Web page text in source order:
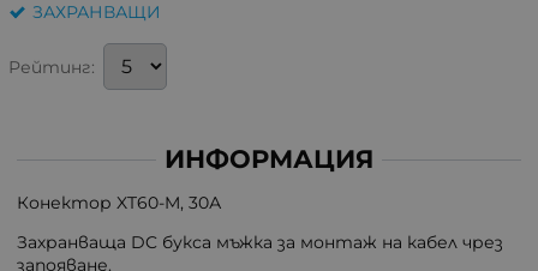
ЗАХРАНВАЩИ
Рейтинг:
ИНФОРМАЦИЯ
Конектор XT60-M, 30А
Захранваща DC букса мъжка за монтаж на кабел чрез
запояване.